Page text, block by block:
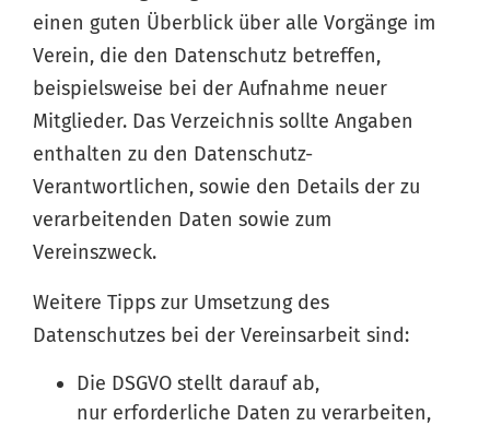
einen guten Überblick über alle Vorgänge im
Verein, die den Datenschutz betreffen,
beispielsweise bei der Aufnahme neuer
Mitglieder. Das Verzeichnis sollte Angaben
enthalten zu den Datenschutz-
Verantwortlichen, sowie den Details der zu
verarbeitenden Daten sowie zum
Vereinszweck.
Weitere Tipps zur Umsetzung des
Datenschutzes bei der Vereinsarbeit sind:
Die DSGVO stellt darauf ab,
nur erforderliche Daten zu verarbeiten,